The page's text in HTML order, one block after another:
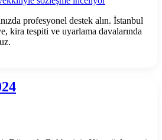
profesyonel destek alın. İstanbul
kira tespiti ve uyarlama davalarında